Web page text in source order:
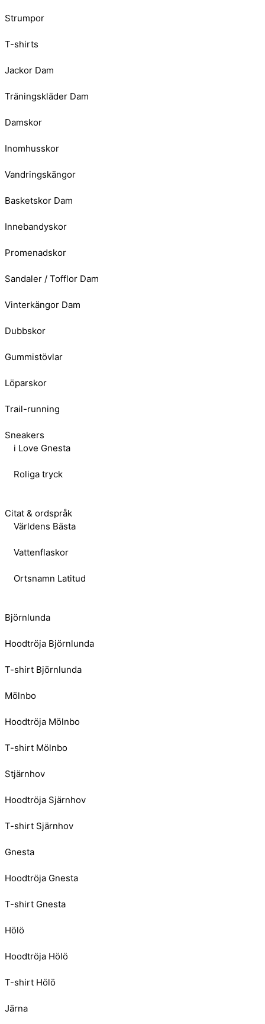
Strumpor
T-shirts
Jackor Dam
Träningskläder Dam
Damskor
Inomhusskor
Vandringskängor
Basketskor Dam
Innebandyskor
Promenadskor
Sandaler / Tofflor Dam
Vinterkängor Dam
Dubbskor
Gummistövlar
Löparskor
Trail-running
Sneakers
i Love Gnesta
Roliga tryck
Citat & ordspråk
Världens Bästa
Vattenflaskor
Ortsnamn Latitud
Björnlunda
Hoodtröja Björnlunda
T-shirt Björnlunda
Mölnbo
Hoodtröja Mölnbo
T-shirt Mölnbo
Stjärnhov
Hoodtröja Sjärnhov
T-shirt Sjärnhov
Gnesta
Hoodtröja Gnesta
T-shirt Gnesta
Hölö
Hoodtröja Hölö
T-shirt Hölö
Järna